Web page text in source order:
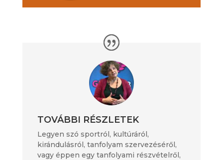
TOVÁBBI RÉSZLETEK
Legyen szó sportról, kultúráról,
kirándulásról, tanfolyam szervezéséről,
vagy éppen egy tanfolyami részvételről,